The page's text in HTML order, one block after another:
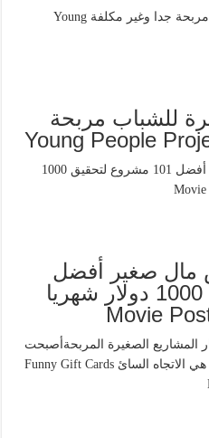
للشباب مربحة
مال صغير أفضل
101 مشروع لتحقيق 1000 دولار شهريا
Movie